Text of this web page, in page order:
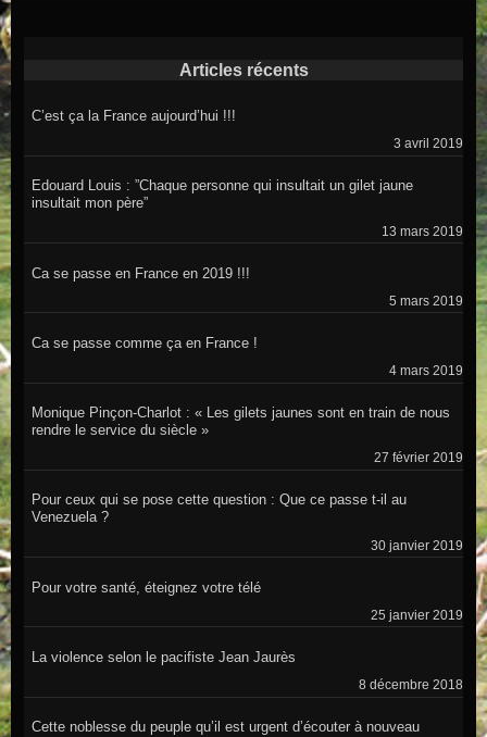
Articles récents
C’est ça la France aujourd’hui !!!
3 avril 2019
Edouard Louis : ”Chaque personne qui insultait un gilet jaune
insultait mon père”
13 mars 2019
Ca se passe en France en 2019 !!!
5 mars 2019
Ca se passe comme ça en France !
4 mars 2019
Monique Pinçon-Charlot : « Les gilets jaunes sont en train de nous
rendre le service du siècle »
27 février 2019
Pour ceux qui se pose cette question : Que ce passe t-il au
Venezuela ?
30 janvier 2019
Pour votre santé, éteignez votre télé
25 janvier 2019
La violence selon le pacifiste Jean Jaurès
8 décembre 2018
Cette noblesse du peuple qu’il est urgent d’écouter à nouveau